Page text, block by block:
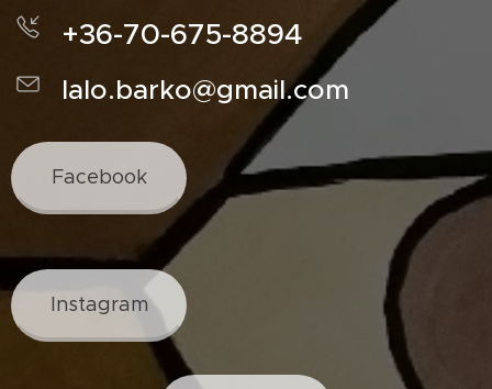
+36-70-675-8894
lalo.barko@gmail.com
Facebook
Instagram